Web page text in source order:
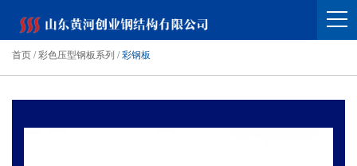
首页 /彩色压型钢板系列 /彩钢板